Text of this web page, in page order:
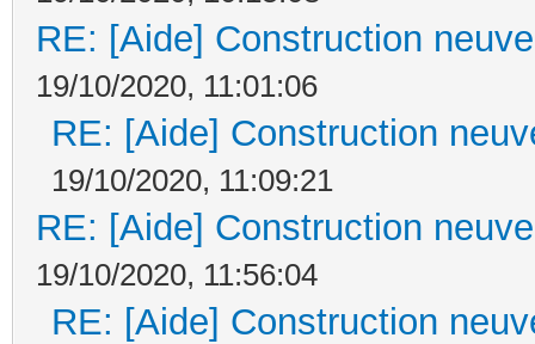
RE: [Aide] Construction
19/10/2020, 11:01:06
RE: [Aide] Construction
19/10/2020, 11:09:21
RE: [Aide] Construction
19/10/2020, 11:56:04
RE: [Aide] Construction